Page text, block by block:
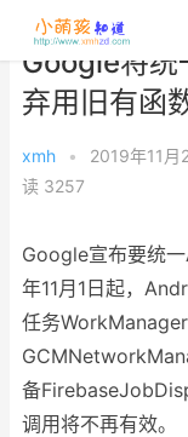
Google将统
弃用旧有函
xmh • 2019年11
读 3257
Google宣布要统
年11月1日起，
任务
备
调用将不再有效。